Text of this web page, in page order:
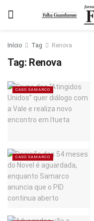
Início Tag Renova
Tag: Renova
CASO SAMARCO
CASO SAMARCO